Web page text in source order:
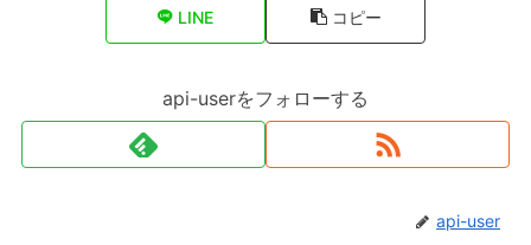
LINE コピー
api-userをフォローする
api-user